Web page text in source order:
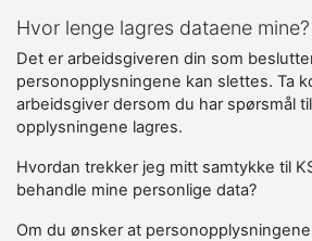
Hvor lenge lagres dataene mine?
Det er arbeidsgiveren din som
personopplysningene kan slettes. Ta
arbeidsgiver dersom du har spørsmål
opplysningene lagres.
Hvordan trekker jeg mitt samtykke til
behandle mine personlige data?
Om du ønsker at